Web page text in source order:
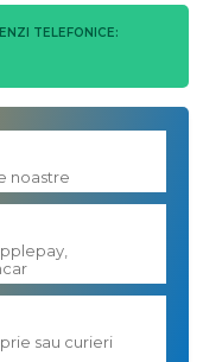
TELEFONICE:
noastre
sau curieri